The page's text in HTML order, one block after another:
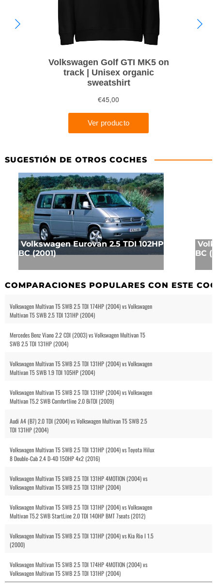
SUGESTIÓN DE OTROS COCHES
Volkswagen Eurovan 2.5 TDI 102HP
BC (2001)
BC
COMPARACIONES POPULARES CON ESTE
Volkswagen Multivan T5 SWB 2.5 TDI 174HP (2004) vs Volkswagen
Multivan T5 SWB 2.5 TDI 131HP (2004)
Mercedes Benz Viano 2.2 CDI (2003) vs Volkswagen Multivan T5
SWB 2.5 TDI 131HP (2004)
Volkswagen Multivan T5 SWB 2.5 TDI 131HP (2004) vs Volkswagen
Multivan T5 SWB 1.9 TDI 105HP (2004)
Volkswagen Multivan T5 SWB 2.5 TDI 131HP (2004) vs Volkswagen
Multivan T5.2 SWB Comfortline 2.0 BiTDI (2009)
Audi A4 (B7) 2.0 TDI (2004) vs Volkswagen Multivan T5 SWB 2.5
TDI 131HP (2004)
Volkswagen Multivan T5 SWB 2.5 TDI 131HP (2004) vs Toyota Hilux
8 Double-Cab 2.4 D-4D 150HP 4x2 (2016)
Volkswagen Multivan T5 SWB 2.5 TDI 131HP 4MOTION (2004) vs
Volkswagen Multivan T5 SWB 2.5 TDI 131HP (2004)
Volkswagen Multivan T5 SWB 2.5 TDI 131HP (2004) vs Volkswagen
Multivan T5.2 SWB StartLine 2.0 TDI 140HP BMT 7seats (2012)
Volkswagen Multivan T5 SWB 2.5 TDI 131HP (2004) vs Kia Rio I 1.5
(2000)
Volkswagen Multivan T5 SWB 2.5 TDI 174HP 4MOTION (2004) vs
Volkswagen Multivan T5 SWB 2.5 TDI 131HP (2004)